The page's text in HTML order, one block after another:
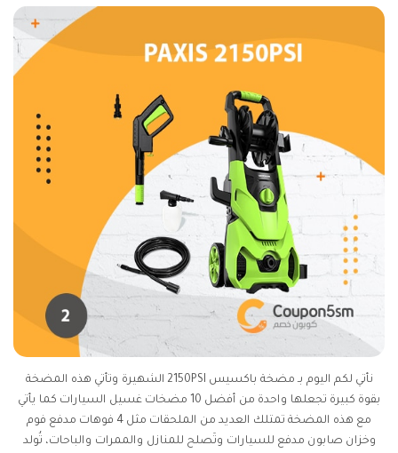
نأتي لكم اليوم بـ مضخة باكسيس 2150PSI الشهيرة وتأتي هذه المضخة
بقوة كبيرة تجعلها واحدة من أفضل 10 مضخات غسيل السيارات كما يأتي
مع هذه المضخة تمتلك العديد من الملحقات مثل 4 فوهات مدفع فوم
وخزان صابون مدفع للسيارات وتَصلح للمنازل والممرات والباحات، تُولد